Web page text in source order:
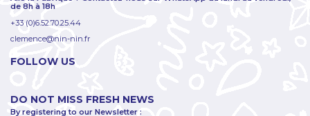
de 8h à 18h
+33 (0)6.52.70.25.44
clemence@nin-nin.fr
FOLLOW US
DO NOT MISS FRESH NEWS
By registering to our Newsletter :